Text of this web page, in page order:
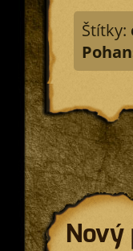
Štítky:
Nový